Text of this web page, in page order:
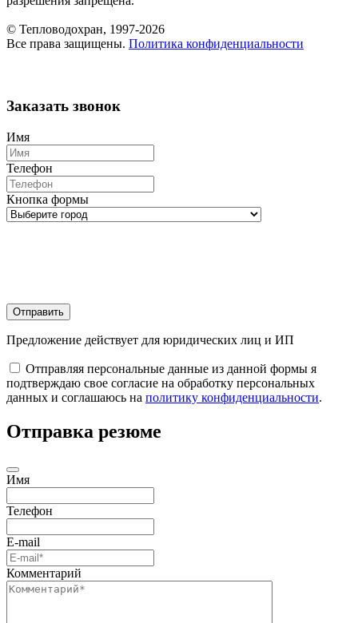
© Тепловодохран, 1997-2026
Все права защищены. Политика конфиденциальности
Заказать звонок
Имя
Телефон
Кнопка формы
Отправить
Предложение действует для юридических лиц и ИП
Отправляя персональные данные из данной формы я
подтверждаю свое согласие на обработку персональных
данных и соглашаюсь на политику конфиденциальности.
Отправка резюме
Имя
Телефон
E-mail
Комментарий